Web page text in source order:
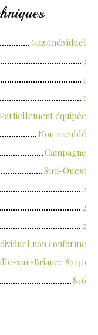
Gaz/Individuel
3
1
1
Partiellement équipée
Non meublé
Campagne
Sud-Ouest
2
2
2
non conforme
sur-Briance 87130
846